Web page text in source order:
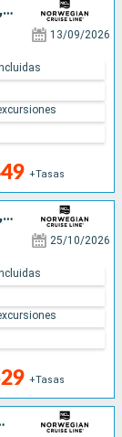
BAHAMAS, JAMAICA, ISLAS CAIMÁN, MÉXICO, ESTADOS UNIDOS
13/09/2026
+Tasas
BAHAMAS, JAMAICA, ISLAS CAIMÁN, MÉXICO, ESTADOS UNIDOS
25/10/2026
+Tasas
SAN MARTÍN